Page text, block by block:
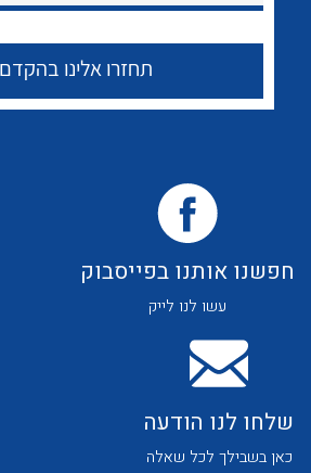
לכל מוצרי היצרן
חפשנו אותנו בפייסבוק
עשו לנו לייק
שלחו לנו הודעה
כאן בשבילך לכל שאלה